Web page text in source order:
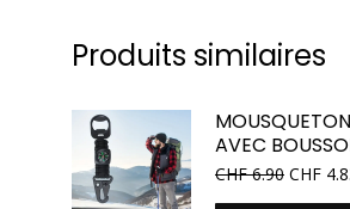
Produits similaires
AVEC
CHF6.90 CHF